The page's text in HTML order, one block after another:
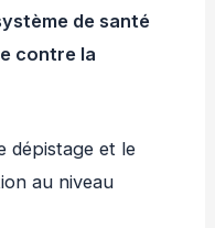
de santé
contre la
dépistage et le
au niveau